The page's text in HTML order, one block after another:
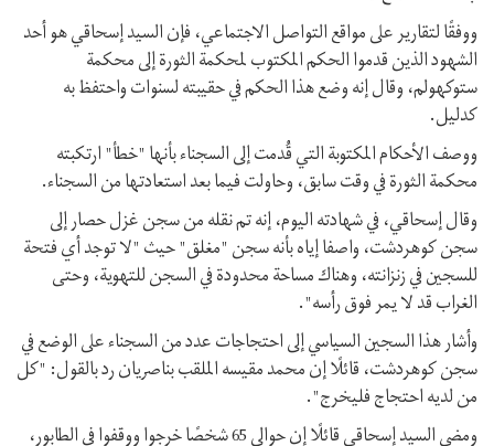
ووفقًا لتقارير على مواقع التواصل الاجتماعي، فإن السيد إسحاقي هو أحد
الشهود الذين قدموا الحكم المكتوب لمحكمة الثورة إلى محكمة
ستوكهولم، وقال إنه وضع هذا الحكم في حقيبته لسنوات واحتفظ به
كدليل.
ووصف الأحكام المكتوبة التي قُدمت إلى السجناء بأنها "خطأ" ارتكبته
محكمة الثورة في وقت سابق، وحاولت فيما بعد استعادتها من السجناء.
وقال إسحاقي، في شهادته اليوم، إنه تم نقله من سجن غزل حصار إلى
سجن كوهردشت، واصفا إياه بأنه سجن "مغلق" حيث "لا توجد أي فتحة
للسجين في زنزانته، وهناك مساحة محدودة في السجن للتهوية، وحتى
الغراب قد لا يمر فوق رأسه".
وأشار هذا السجين السياسي إلى احتجاجات عدد من السجناء على الوضع في
سجن كوهردشت، قائلًا إن محمد مقيسه الملقب بناصريان رد بالقول: "كل
من لديه احتجاج فليخرج".